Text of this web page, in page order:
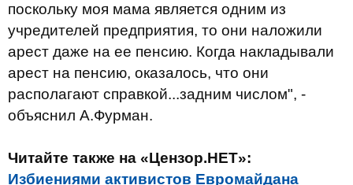
поскольку моя мама является одним из
учредителей предприятия, то они наложили
арест даже на ее пенсию. Когда накладывали
арест на пенсию, оказалось, что они
располагают справкой...задним числом", -
объяснил А.Фурман.
Читайте также на «Цензор.НЕТ»:
Избиениями активистов Евромайдана